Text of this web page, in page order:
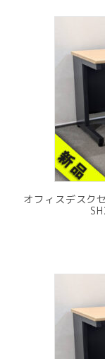
オフィスデスク